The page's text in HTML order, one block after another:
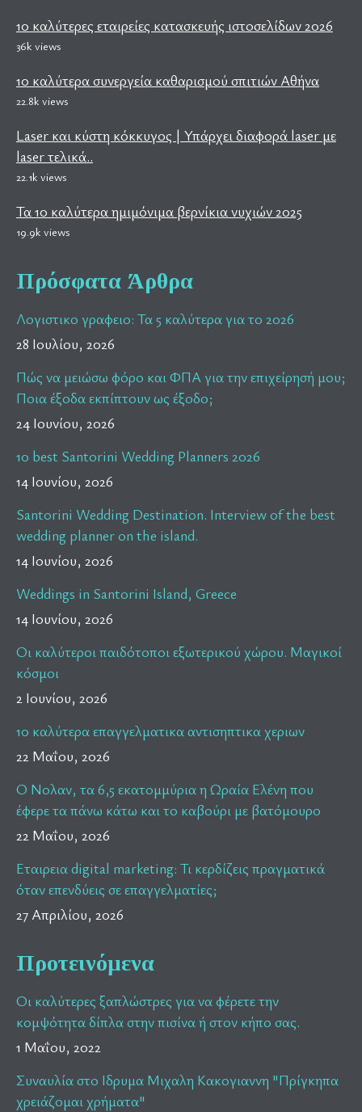
10 καλύτερες εταιρείες κατασκευής ιστοσελίδων 2026
36k views
10 καλύτερα συνεργεία καθαρισμού σπιτιών Αθήνα
22.8k views
Laser και κύστη κόκκυγος | Υπάρχει διαφορά laser με
laser τελικά..
22.1k views
Τα 10 καλύτερα ημιμόνιμα βερνίκια νυχιών 2025
19.9k views
Πρόσφατα Άρθρα
Λογιστικο γραφειο: Τα 5 καλύτερα για το 2026
28 Ιουλίου, 2026
Πώς να μειώσω φόρο και ΦΠΑ για την επιχείρησή μου;
Ποια έξοδα εκπίπτουν ως έξοδο;
24 Ιουνίου, 2026
10 best Santorini Wedding Planners 2026
14 Ιουνίου, 2026
Santorini Wedding Destination. Interview of the best
wedding planner on the island.
14 Ιουνίου, 2026
Weddings in Santorini Island, Greece
14 Ιουνίου, 2026
Οι καλύτεροι παιδότοποι εξωτερικού χώρου. Μαγικοί
κόσμοι
2 Ιουνίου, 2026
10 καλύτερα επαγγελματικα αντισηπτικα χεριων
22 Μαΐου, 2026
Ο Νολαν, τα 6,5 εκατομμύρια η Ωραία Ελένη που
έφερε τα πάνω κάτω και το καβούρι με βατόμουρο
22 Μαΐου, 2026
Εταιρεια digital marketing: Τι κερδίζεις πραγματικά
όταν επενδύεις σε επαγγελματίες;
27 Απριλίου, 2026
Προτεινόμενα
Οι καλύτερες ξαπλώστρες για να φέρετε την
κομψότητα δίπλα στην πισίνα ή στον κήπο σας.
1 Μαΐου, 2022
Συναυλία στο Ιδρυμα Μιχαλη Κακογιαννη "Πρίγκηπα
χρειάζομαι χρήματα"